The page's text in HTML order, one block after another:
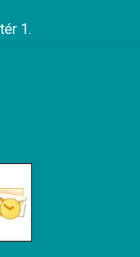
1.